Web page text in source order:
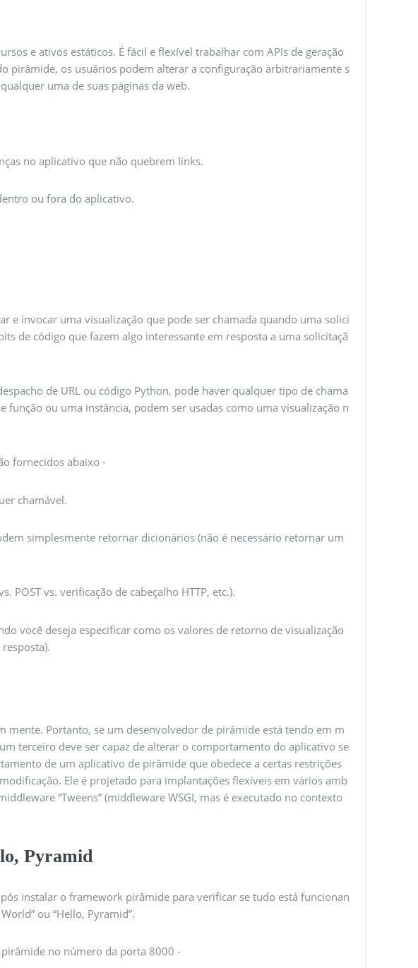
e ativos estáticos. É fácil e flexível trabalhar com APIs de geração
pirâmide, os usuários podem alterar a configuração arbitrariamente s
uma de suas páginas da web.
no aplicativo que não quebrem links.
ou fora do aplicativo.
e invocar uma visualização que pode ser chamada quando uma solici
de código que fazem algo interessante em resposta a uma solicitaçã
de URL ou código Python, pode haver qualquer tipo de chama
função ou uma instância, podem ser usadas como uma visualização n
fornecidos abaixo -
chamável.
simplesmente retornar dicionários (não é necessário retornar um
POST vs. verificação de cabeçalho HTTP, etc.).
você deseja especificar como os valores de retorno de visualização
Portanto, se um desenvolvedor de pirâmide está tendo em m
terceiro deve ser capaz de alterar o comportamento do aplicativo se
de um aplicativo de pirâmide que obedece a certas restrições
Ele é projetado para implantações flexíveis em vários amb
“Tweens” (middleware WSGI, mas é executado no contexto
Pyramid
instalar o framework pirâmide para verificar se tudo está funcionan
ou “Hello, Pyramid”.
no número da porta 8000 -